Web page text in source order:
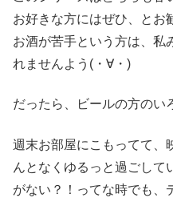
お好きな方にはぜひ、とお
お酒が苦手という方は、私
れませんよう(・∀・)
だったら、ビールの方のい
週末お部屋にこもってて、
んとなくゆるっと過ごして
がない？！ってな時でも、